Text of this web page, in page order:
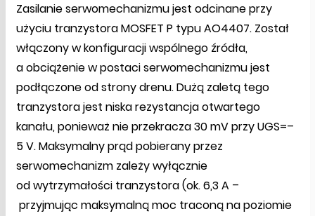
Zasilanie serwomechanizmu jest odcinane przy
użyciu tranzystora MOSFET P typu AO4407. Został
włączony w konfiguracji wspólnego źródła,
a obciążenie w postaci serwomechanizmu jest
podłączone od strony drenu. Dużą zaletą tego
tranzystora jest niska rezystancja otwartego
kanału, ponieważ nie przekracza 30 mV przy UGS=–
5 V. Maksymalny prąd pobierany przez
serwomechanizm zależy wyłącznie
od wytrzymałości tranzystora (ok. 6,3 A –
przyjmując maksymalną moc traconą na poziomie